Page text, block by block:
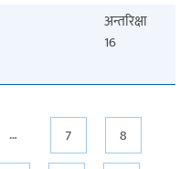
अन्तरिक्षा
16
… 7
8